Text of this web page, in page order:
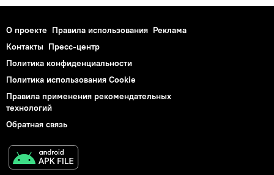
О проекте Правила использования Реклама
Контакты Пресс-центр
Политика конфиденциальности
Политика использования Cookie
Правила применения рекомендательных
технологий
Обратная связь